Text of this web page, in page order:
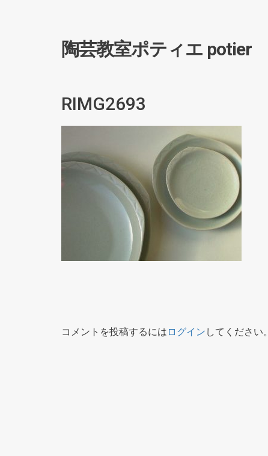
陶芸教室ポティエ potier
RIMG2693
コメントを投稿するには ログイン してください。